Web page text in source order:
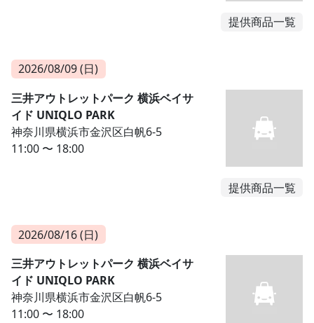
提供商品一覧
2026/08/09 (日)
三井アウトレットパーク 横浜ベイサ
イド UNIQLO PARK
神奈川県横浜市金沢区白帆6-5
11:00 〜 18:00
提供商品一覧
2026/08/16 (日)
三井アウトレットパーク 横浜ベイサ
イド UNIQLO PARK
神奈川県横浜市金沢区白帆6-5
11:00 〜 18:00